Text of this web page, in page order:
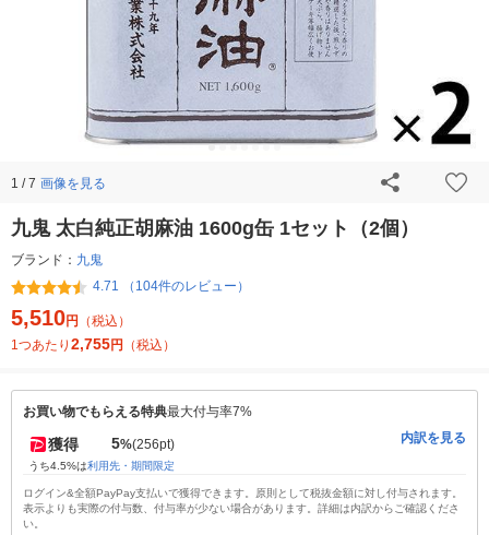
1 / 7 画像を見る
九鬼 太白純正胡麻油 1600g缶 1セット（2個）
ブランド： 九鬼
4.71 （104件のレビュー）
5,510円
（税込）
1つあたり 2,755円 （税込）
お買い物でもらえる特典最大付与率7%
獲得 5%(256pt)
うち4.5%は利用先・期間限定
内訳を見る
ログイン&全額PayPay支払いで獲得できます。原則として税抜金額に対し付与されます。
表示よりも実際の付与数、付与率が少ない場合があります。詳細は内訳からご確認くださ
い。